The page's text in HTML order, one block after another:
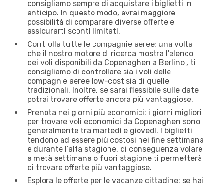
consigliamo sempre di acquistare i biglietti in
anticipo. In questo modo, avrai maggiore
possibilità di comparare diverse offerte e
assicurarti sconti limitati.
Controlla tutte le compagnie aeree: una volta
che il nostro motore di ricerca mostra l'elenco
dei voli disponibili da Copenaghen a Berlino , ti
consigliamo di controllare sia i voli delle
compagnie aeree low-cost sia di quelle
tradizionali. Inoltre, se sarai flessibile sulle date
potrai trovare offerte ancora più vantaggiose.
Prenota nei giorni più economici: i giorni migliori
per trovare voli economici da Copenaghen sono
generalmente tra martedì e giovedì. I biglietti
tendono ad essere più costosi nei fine settimana
e durante l’alta stagione, di conseguenza volare
a metà settimana o fuori stagione ti permetterà
di trovare offerte più vantaggiose.
Esplora le offerte per le vacanze cittadine: se hai